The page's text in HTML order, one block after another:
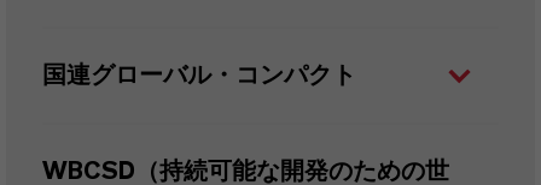
国連グローバル・コンパクト
WBCSD（持続可能な開発のための世